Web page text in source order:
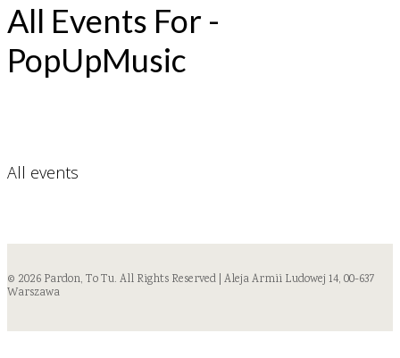
All Events For -
PopUpMusic
All events
© 2026 Pardon, To Tu. All Rights Reserved | Aleja Armii Ludowej 14, 00-637
Warszawa